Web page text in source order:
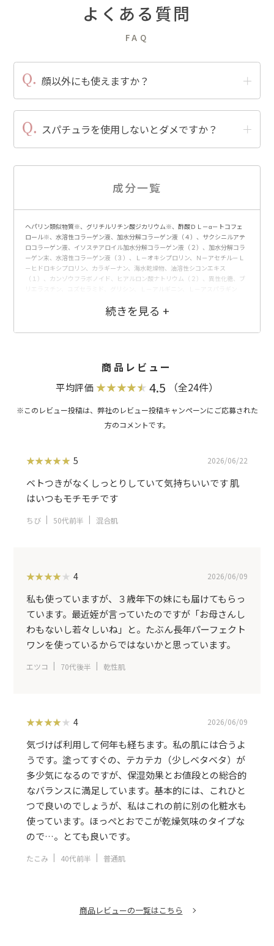
よくある質問
FAQ
顔以外にも使えますか？
スパチュラを使⽤しないとダメですか？
成分一覧
ヘパリン類似物質※、グリチルリチン酸ジカリウム※、酢酸ＤＬ－α－トコフェ
ロール※、水溶性コラーゲン液、加水分解コラーゲン液（４）、サクシニルアテ
ロコラーゲン液、イソステアロイル加水分解コラーゲン液（２）、加水分解コラ
ーゲン末、水溶性コラーゲン液（３）、Ｌ－オキシプロリン、Ｎ－アセチル－Ｌ
－ヒドロキシプロリン、カラギーナン、海水乾燥物、油溶性シコンエキス
（１）、カンゾウフラボノイド、ヒアルロン酸ナトリウム（２）、異性化糖、ブ
－イソロイシン、Ｌ－ヒスチジン、Ｌ－フェニルアラニン、ツボクサエキス、加
ビルベリー葉エキス、シロキクラゲ多糖体、グルタチオン、加水分解シルク液、
レモングラス抽出液、スクワラン、１，３－ブチレングリコール、濃グリセリ
ン、ポリオキシエチレンメチルグルコシド、ジグリセリン、アルギン酸ナトリウ
ム、２－メタクリロイルオキシエチルホスホリルコリン・メタクリル酸ブチル共
ルタミン酸塩、ＤＬ－ピロリドンカルボン酸ナトリウム液、Ｎ－ステアロイルジ
ヒドロスフィンゴシン、シュガースクワラン、ビタミンＡ油、ヒマワリ油
リル、ベヘニルアルコール、トリ（カプリル・カプリン酸）グリセリル、トリ２
キサンタンガム、無水ケイ酸、親油型モノオレイン酸グリセリル、オリーブ油脂
肪酸セトステアリル・オリーブ油脂肪酸ソルビット混合物、低強度カンテン末、
ロール、パルミチン酸２－エチルヘキシル、セバシン酸ジ２－エチルヘキシル、
商品レビュー
平均評価 4.5 （全24件）
5 2026/06/22
ベトつきがなくしっとりしていて気持ちいいです 肌
はいつもモチモチです
ちび 50代前半 混合肌
4 2026/06/09
私も使っていますが、３歳年下の妹にも届けてもらっ
ています。最近姪が言っていたのですが「お母さんし
わもないし若々しいね」と。たぶん長年パーフェクト
ワンを使っているからではないかと思っています。
エツコ 70代後半 乾性肌
4 2026/06/09
気づけば利用して何年も経ちます。私の肌には合うよ
うです。塗ってすぐの、テカテカ（少しベタベタ）が
多少気になるのですが、保湿効果とお値段との総合的
なバランスに満足しています。基本的には、これひと
つで良いのでしょうが、私はこれの前に別の化粧水も
使っています。ほっぺとおでこが乾燥気味のタイプな
ので…。とても良いです。
たこみ 40代前半 普通肌
商品レビューの一覧はこちら